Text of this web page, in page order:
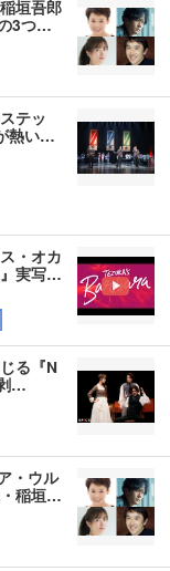
垣吾郎
3つ…
テッ
熱い…
・オカ
』実写…
る『N
…
・ウル
・稲垣…